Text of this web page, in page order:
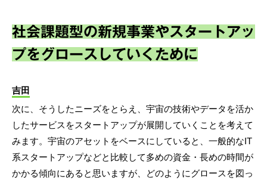
社会課題型の新規事業やスタートアッ
プをグロースしていくために
吉田
次に、そうしたニーズをとらえ、宇宙の技術やデータを活か
したサービスをスタートアップが展開していくことを考えて
みます。宇宙のアセットをベースにしていると、一般的なIT
系スタートアップなどと比較して多めの資金・長めの時間が
かかる傾向にあると思いますが、どのようにグロースを図っ